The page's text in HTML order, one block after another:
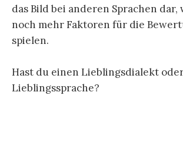
das Bild bei anderen Sprachen dar,
noch mehr Faktoren für die
spielen.
Hast du einen Lieblingsdialekt
Lieblingssprache?